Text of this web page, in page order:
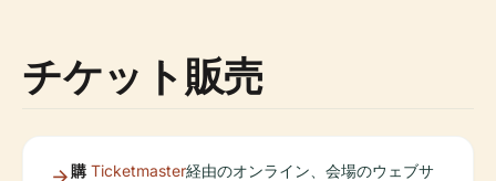
チケット販売
購 Ticketmaster経由のオンライン、会場のウェブサ